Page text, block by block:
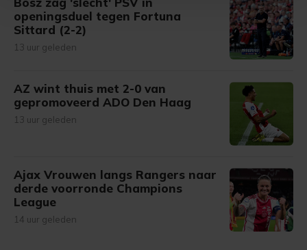
Met cookies werkt onze website beter en wordt jouw
bezoek makkelijker en persoonlijker. Op
onze cookiepagina kun je ons cookiebeleid bekijken en je
openingsduel tegen Fortuna
Sittard (2-2)
13 uur geleden
AZ wint thuis met 2-0 van
gepromoveerd ADO Den Haag
13 uur geleden
Ajax Vrouwen langs Rangers naar
derde voorronde Champions
League
14 uur geleden